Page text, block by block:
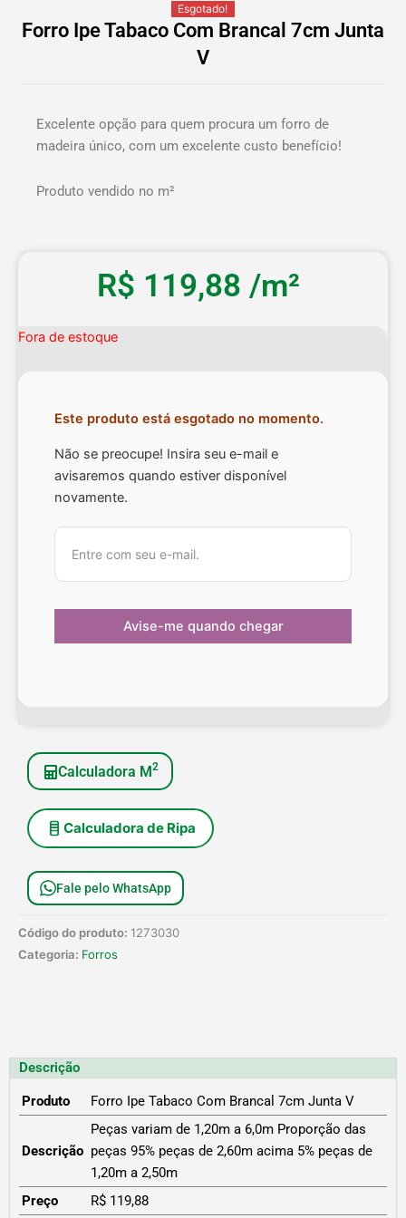
Esgotado!
Forro Ipe Tabaco Com Brancal 7cm Junta
V
Excelente opção para quem procura um forro de
madeira único, com um excelente custo benefício!
Produto vendido no m²
R$ 119,88 /m²
Fora de estoque
Este produto está esgotado no momento.
Não se preocupe! Insira seu e-mail e
avisaremos quando estiver disponível
novamente.
Calculadora M2
Calculadora de Ripa
Fale pelo WhatsApp
Código do produto: 1273030
Categoria: Forros
Descrição
Produto Forro Ipe Tabaco Com Brancal 7cm Junta V
Descrição
Peças variam de 1,20m a 6,0m Proporção das
peças 95% peças de 2,60m acima 5% peças de
1,20m a 2,50m
Preço
R$ 119,88